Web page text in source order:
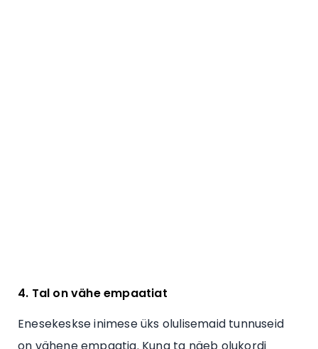
4. Tal on vähe empaatiat
Enesekeskse inimese üks olulisemaid tunnuseid